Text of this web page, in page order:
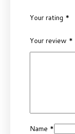
Your rating *
Your review *
Name *